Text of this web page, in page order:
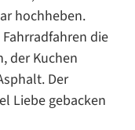
hochheben.
die
der Kuchen
Der
Liebe gebacken